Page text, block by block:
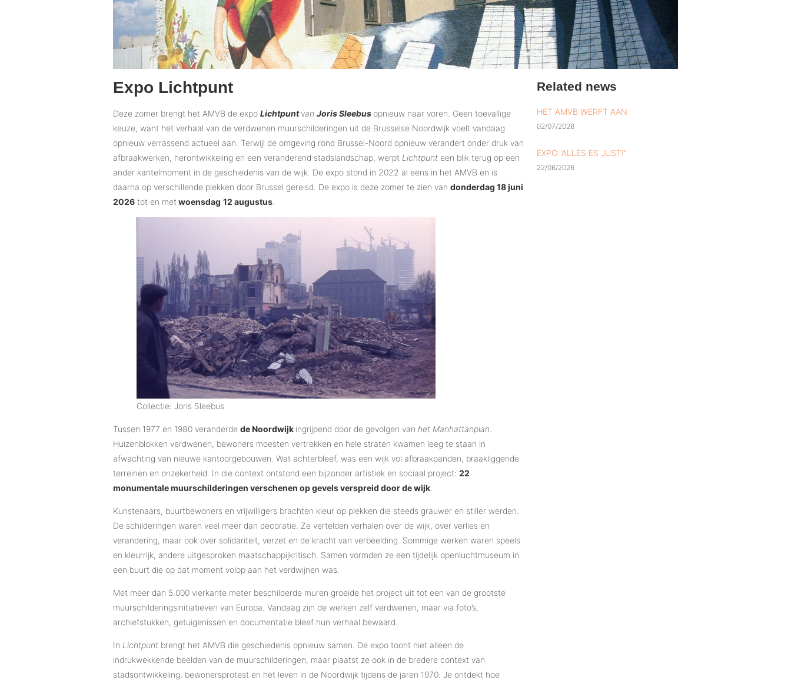
Joris Sleebus
Expo Lichtpunt
Deze zomer brengt het AMVB de expo Lichtpuntvan Joris Sleebusopnieuw naar voren. Geen toevallige
keuze, want het verhaal van de verdwenen muurschilderingen uit de Brusselse Noordwijk voelt vandaag
opnieuw verrassend actueel aan. Terwijl de omgeving rond Brussel-Noord opnieuw verandert onder druk van
afbraakwerken, herontwikkeling en een veranderend stadslandschap, werpt Lichtpunt een blik terug op een
ander kantelmoment in de geschiedenis van de wijk. De expo stond in 2022 al eens in het AMVB en is
daarna op verschillende plekken door Brussel gereisd. De expo is deze zomer te zien van donderdag 18 juni
2026 tot en met woensdag 12 augustus
Collectie: Joris Sleebus
Tussen 1977 en 1980 veranderde de Noordwijk ingrijpend door de gevolgen van het Manhattanplan
Huizenblokken verdwenen, bewoners moesten vertrekken en hele straten kwamen leeg te staan in
afwachting van nieuwe kantoorgebouwen. Wat achterbleef, was een wijk vol afbraakpanden, braakliggende
terreinen en onzekerheid. In die context ontstond een bijzonder artistiek en sociaal project: 22
monumentale muurschilderingen verschenen op gevels verspreid door de wijk
Kunstenaars, buurtbewoners en vrijwilligers brachten kleur op plekken die steeds grauwer en stiller werden.
De schilderingen waren veel meer dan decoratie. Ze vertelden verhalen over de wijk, over verlies en
verandering, maar ook over solidariteit, verzet en de kracht van verbeelding. Sommige werken waren speels
en kleurrijk, andere uitgesproken maatschappijkritisch. Samen vormden ze een tijdelijk openluchtmuseum in
een buurt die op dat moment volop aan het verdwijnen was.
Met meer dan 5.000 vierkante meter beschilderde muren groeide het project uit tot een van de grootste
muurschilderingsinitiatieven van Europa. Vandaag zijn de werken zelf verdwenen, maar via foto’s,
archiefstukken, getuigenissen en documentatie bleef hun verhaal bewaard.
In Lichtpunt brengt het AMVB die geschiedenis opnieuw samen. De expo toont niet alleen de
indrukwekkende beelden van de muurschilderingen, maar plaatst ze ook in de bredere context van
stadsontwikkeling, bewonersprotest en het leven in de Noordwijk tijdens de jaren 1970. Je ontdekt hoe
Related news
HET AMVB WERFT AAN
02/07/2026
EXPO 'ALLES ES JUST!"
22/06/2026